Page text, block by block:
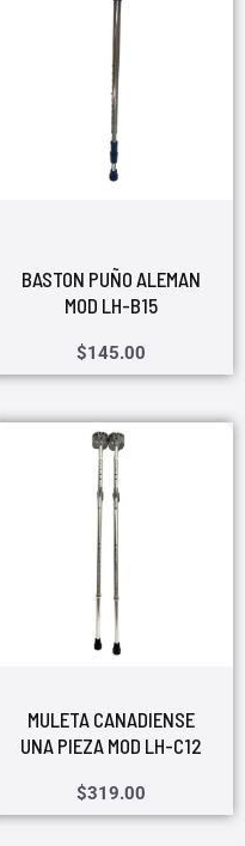
BASTON PUÑO ALEMAN
MOD LH-B15
$145.00
MULETA CANADIENSE
UNA PIEZA MOD LH-C12
$319.00